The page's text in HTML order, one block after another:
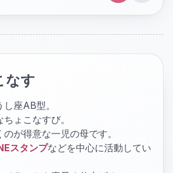
なす
座AB型。
ょこなすび。
が得意な一児の母です。
スタンプなどを中心に活動してい